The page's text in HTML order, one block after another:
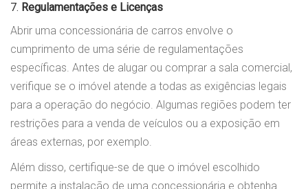
7. Regulamentações e Licenças
Abrir uma concessionária de carros envolve o
cumprimento de uma série de regulamentações
específicas. Antes de alugar ou comprar a sala comercial,
verifique se o imóvel atende a todas as exigências legais
para a operação do negócio. Algumas regiões podem ter
restrições para a venda de veículos ou a exposição em
áreas externas, por exemplo.
Além disso, certifique-se de que o imóvel escolhido
permite a instalação de uma concessionária e obtenha